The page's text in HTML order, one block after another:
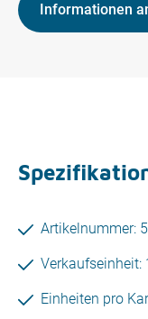
Informationen
Artikelnummer:
Verkaufseinheit:
Einheiten pro